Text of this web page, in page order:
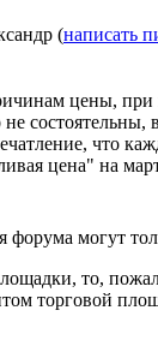
(написать
цены,
состоятельны,
что
цена" на
форума могут
то,
торговой